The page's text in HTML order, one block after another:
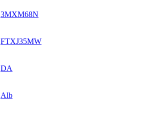
3MXM68N
FTXJ35MW
DA
Alb